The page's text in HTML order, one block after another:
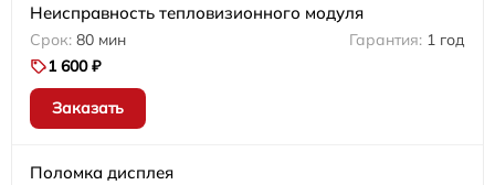
Неисправность тепловизионного модуля
80 мин
1 год
1 600 ₽
Заказать
Поломка дисплея